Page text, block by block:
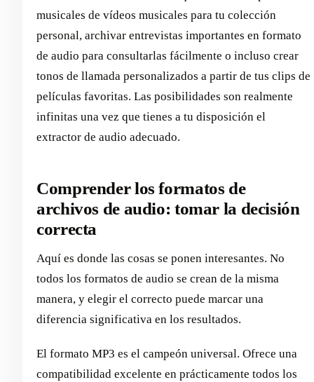
musicales de vídeos musicales para tu colección
personal, archivar entrevistas importantes en formato
de audio para consultarlas fácilmente o incluso crear
tonos de llamada personalizados a partir de tus clips de
películas favoritas. Las posibilidades son realmente
infinitas una vez que tienes a tu disposición el
extractor de audio adecuado.
Comprender los formatos de
archivos de audio: tomar la decisión
correcta
Aquí es donde las cosas se ponen interesantes. No
todos los formatos de audio se crean de la misma
manera, y elegir el correcto puede marcar una
diferencia significativa en los resultados.
El formato MP3 es el campeón universal. Ofrece una
compatibilidad excelente en prácticamente todos los